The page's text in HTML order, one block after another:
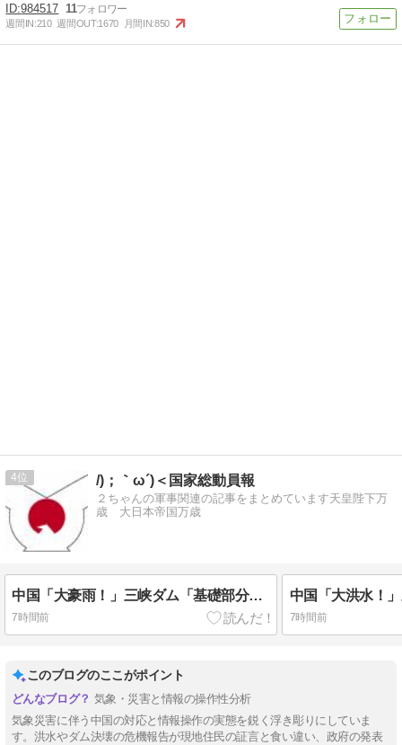
984517 11
週間IN:210 週間OUT:1670 月間IN:850
4 /)；｀ω´)＜国家総動員報
２ちゃんの軍事関連の記事をまとめています天皇陛下万
歳 大日本帝国万歳
中国「大豪雨！」三峡ダム「基礎部分破損」中国「全力放流！」台風13号「中国上陸予測」台風15号「中国接近（画像」中国「台風同時上陸！（穀物生産が壊滅危機」→
7時間前 7時間前
このブログのここがポイント
気象・災害と情報の操作性分析
気象災害に伴う中国の対応と情報操作の実態を鋭く浮き彫りにしていま
す。洪水やダム決壊の危機報告が現地住民の証言と食い違い、政府の発表